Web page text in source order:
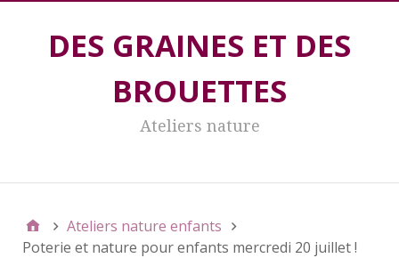
DES GRAINES ET DES
BROUETTES
Ateliers nature
Ateliers nature enfants
Poterie et nature pour enfants mercredi 20 juillet !